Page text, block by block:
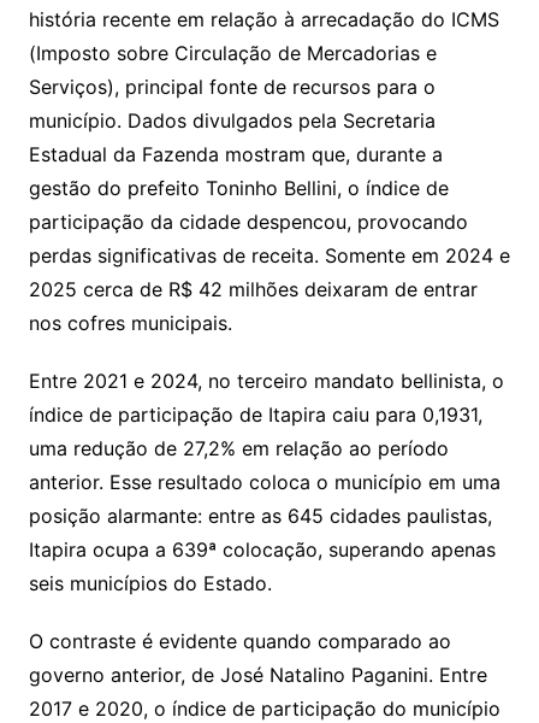
história recente em relação à arrecadação do ICMS
(Imposto sobre Circulação de Mercadorias e
Serviços), principal fonte de recursos para o
município. Dados divulgados pela Secretaria
Estadual da Fazenda mostram que, durante a
gestão do prefeito Toninho Bellini, o índice de
participação da cidade despencou, provocando
perdas significativas de receita. Somente em 2024 e
2025 cerca de R$ 42 milhões deixaram de entrar
nos cofres municipais.
Entre 2021 e 2024, no terceiro mandato bellinista, o
índice de participação de Itapira caiu para 0,1931,
uma redução de 27,2% em relação ao período
anterior. Esse resultado coloca o município em uma
posição alarmante: entre as 645 cidades paulistas,
Itapira ocupa a 639ª colocação, superando apenas
seis municípios do Estado.
O contraste é evidente quando comparado ao
governo anterior, de José Natalino Paganini. Entre
2017 e 2020, o índice de participação do município